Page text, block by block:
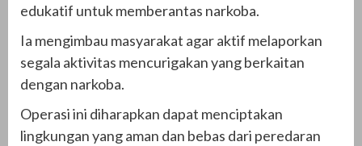
edukatif untuk memberantas narkoba.
Ia mengimbau masyarakat agar aktif melaporkan
segala aktivitas mencurigakan yang berkaitan
dengan narkoba.
Operasi ini diharapkan dapat menciptakan
lingkungan yang aman dan bebas dari peredaran